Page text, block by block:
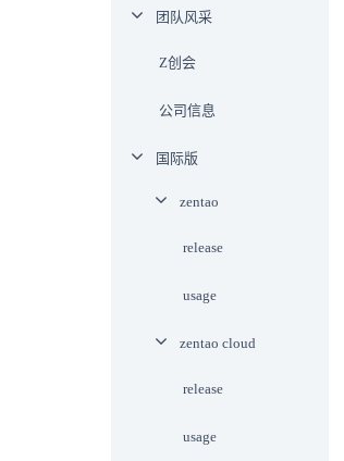
团队风采
Z创会
公司信息
国际版
zentao
release
usage
zentao cloud
release
usage